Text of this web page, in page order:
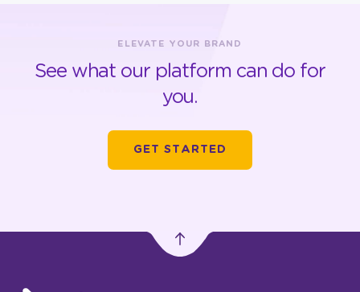
ELEVATE YOUR BRAND
See what our platform can do for
you.
GET STARTED